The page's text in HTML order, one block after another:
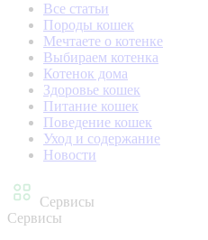
Все статьи
Породы кошек
Мечтаете о котенке
Выбираем котенка
Котенок дома
Здоровье кошек
Питание кошек
Поведение кошек
Уход и содержание
Новости
Сервисы
Сервисы